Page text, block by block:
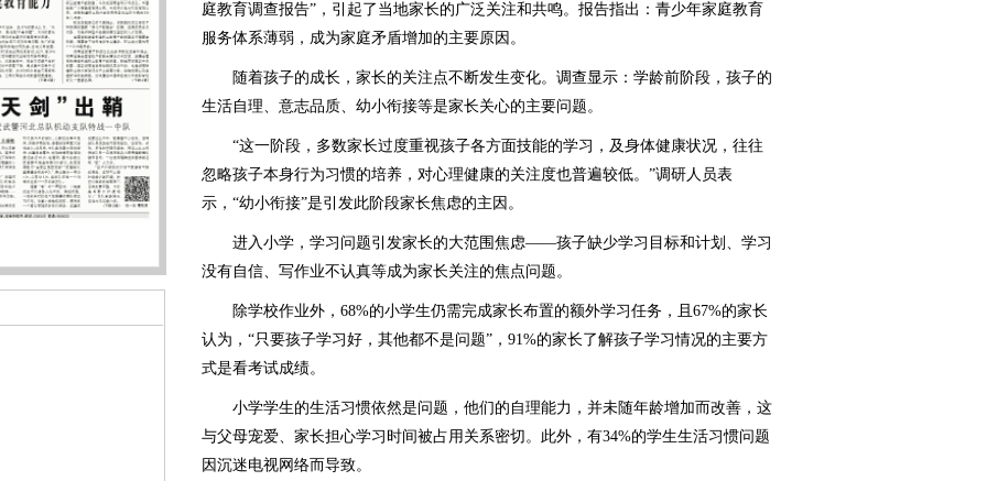
庭教育调查报告”，引起了当地家长的广泛关注和共鸣。报告指出：青少年家庭教育
服务体系薄弱，成为家庭矛盾增加的主要原因。
随着孩子的成长，家长的关注点不断发生变化。调查显示：学龄前阶段，孩子的
生活自理、意志品质、幼小衔接等是家长关心的主要问题。
“这一阶段，多数家长过度重视孩子各方面技能的学习，及身体健康状况，往往
忽略孩子本身行为习惯的培养，对心理健康的关注度也普遍较低。”调研人员表
示，“幼小衔接”是引发此阶段家长焦虑的主因。
进入小学，学习问题引发家长的大范围焦虑——孩子缺少学习目标和计划、学习
没有自信、写作业不认真等成为家长关注的焦点问题。
除学校作业外，68%的小学生仍需完成家长布置的额外学习任务，且67%的家长
认为，“只要孩子学习好，其他都不是问题”，91%的家长了解孩子学习情况的主要方
式是看考试成绩。
小学学生的生活习惯依然是问题，他们的自理能力，并未随年龄增加而改善，这
与父母宠爱、家长担心学习时间被占用关系密切。此外，有34%的学生生活习惯问题
因沉迷电视网络而导致。